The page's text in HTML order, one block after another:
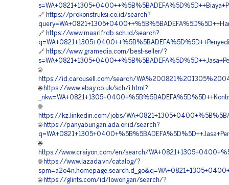
🔗 https://prokonstruksi.co.id/search?
🔗 https://www.maarifrdb.sch.id/search?
🔗 https://www.gramedia.com/best-seller/?
🌐
https://id.carousell.com/search/
🌐 https://www.ebay.co.uk/sch/i.html?
🌐
https://kz.linkedin.com/jobs/
🌐 https://panyabungan.ada.or.id/search?
🌐
https://www.craiyon.com/en/search/
🌐 https://www.lazada.vn/catalog/?
🌐 https://glints.com/id/lowongan/search/?